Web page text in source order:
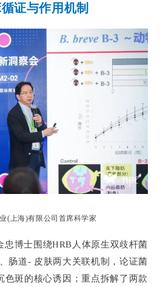
证与作用机制
(上海)有限公司首席科学家
忠博士围绕HRB人体原生双歧杆菌
肠道- 皮肤两大关联机制，论证菌
色斑的核心诱因；重点拆解了两款